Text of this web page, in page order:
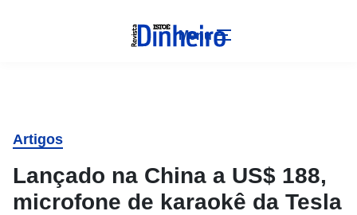
Menu
Artigos
Lançado na China a US$ 188,
microfone de karaokê da Tesla